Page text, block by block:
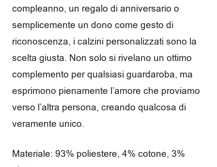
e
n
s
i
o
n
i
compleanno, un regalo di anniversario o
semplicemente un dono come gesto di
riconoscenza, i calzini personalizzati sono la
scelta giusta. Non solo si rivelano un ottimo
complemento per qualsiasi guardaroba, ma
esprimono pienamente l’amore che proviamo
verso l’altra persona, creando qualcosa di
veramente unico.
Materiale: 93% poliestere, 4% cotone, 3%